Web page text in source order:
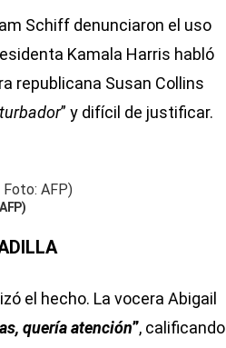
Schiff denunciaron el uso
Kamala Harris habló
republicana Susan Collins
” y difícil de justificar.
el hecho. La vocera Abigail
quería atención”, calificando